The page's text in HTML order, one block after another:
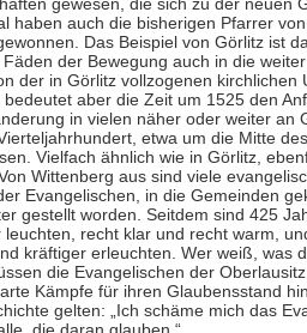
haben auch die bisherigen Pfarrer
Das Beispiel von Görlitz ist
der Bewegung auch in die
der in Görlitz vollzogenen kirchlichen
aber die Zeit um 1525 den
in vielen näher oder weiter an
etwa um die Mitte
Vielfach ähnlich wie in Görlitz,
Wittenberg aus sind viele
Evangelischen, in die Gemeinden
gestellt worden. Seitdem sind 425
recht klar und recht warm,
kräftiger erleuchten. Wer weiß, was
die Evangelischen der
Kämpfe für ihren Glaubensstand
gelten: „Ich schäme mich das